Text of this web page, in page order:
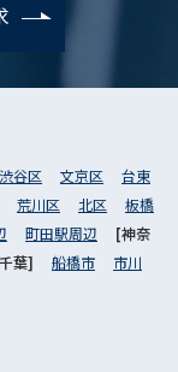
渋谷区 文京区
台東
荒川区 北区
板橋
町田駅周辺
[神奈
葉] 船橋市
市川